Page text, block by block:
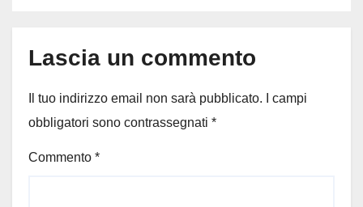
Lascia un commento
Il tuo indirizzo email non sarà pubblicato.
I campi
obbligatori sono contrassegnati *
Commento *